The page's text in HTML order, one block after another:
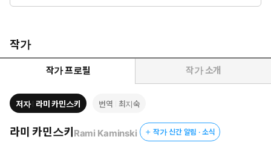
◎ 도서 소개
단체 채팅방의 새 알림을 읽지 않으면 불안해지고, '함께'라는 단어
가 당연시 되는 사회. 집단주의 문화는 오랫동안 효율과 안정, 연
대를 가능하게 했지만, 동시에 많은 사람을 지치게 해왔다. 정답
처럼 제시되는 감정에 동의해야 하고, 분위기에 맞춰 자신의 감정
과 리액션을 '수정'해야 하는 그 모든 순간, 우리는 차마 묻지 못한
질문이 하나 있다. ""우리는 정말 이렇게까지 연결돼야 하는가.""
작가
작가 프로필 작가 소개
저자 라미 카민스키 번역 최지숙
라미 카민스키 Rami Kaminski 작가 신간 알림 · 소식